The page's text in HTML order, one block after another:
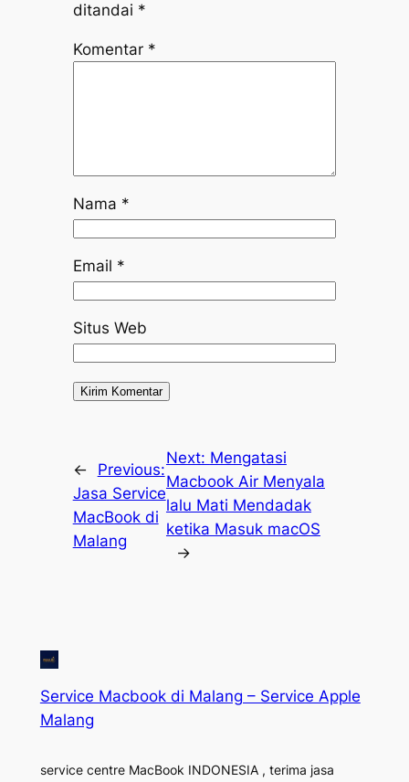
ditandai *
Komentar *
Nama *
Email *
Situs Web
←
Previous:
Jasa Service
MacBook di
Malang
Next: Mengatasi
Macbook Air Menyala
lalu Mati Mendadak
ketika Masuk macOS
→
Service Macbook di Malang – Service Apple
Malang
service centre MacBook INDONESIA , terima jasa